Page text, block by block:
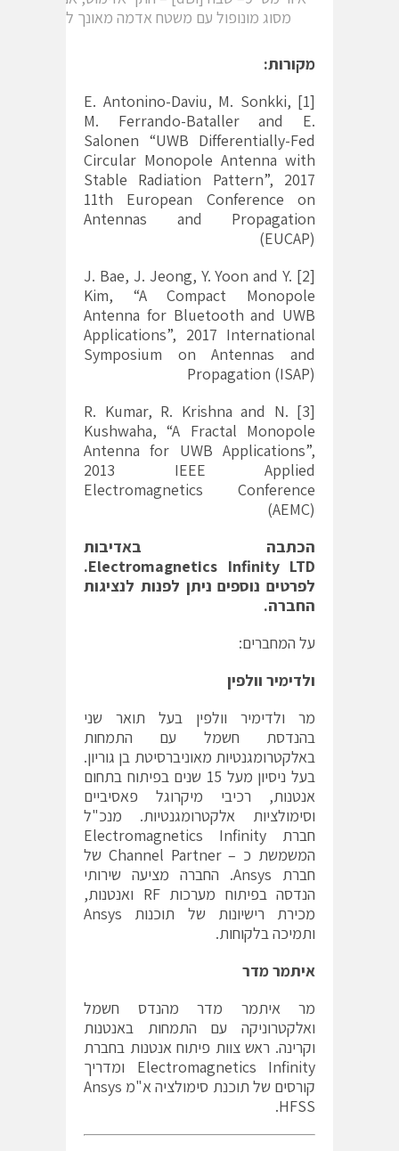
מסוג מונופול עם משטח אדמה מאונך לאלמנט
מקורות:
[1] E. Antonino-Daviu, M. Sonkki,
M. Ferrando-Bataller and E.
Salonen “UWB Differentially-Fed
Circular Monopole Antenna with
Stable Radiation Pattern”, 2017
11th European Conference on
Antennas and Propagation
(EUCAP)
[2] J. Bae, J. Jeong, Y. Yoon and Y.
Kim, “A Compact Monopole
Antenna for Bluetooth and UWB
Applications”, 2017 International
Symposium on Antennas and
Propagation (ISAP)
[3] R. Kumar, R. Krishna and N.
Kushwaha, “A Fractal Monopole
Antenna for UWB Applications”,
2013 IEEE Applied
Electromagnetics Conference
(AEMC)
הכתבה
באדיבות
Electromagnetics Infinity LTD
.
לפרטים נוספים ניתן לפנות לנציגות
החברה.
על המחברים:
ולדימיר וולפין
מר ולדימיר וולפין בעל תואר שני
בהנדסת חשמל עם התמחות
באלקטרומגנטיות מאוניברסיטת בן גוריון.
בעל ניסיון מעל 15 שנים בפיתוח בתחום
אנטנות, רכיבי מיקרוגל פאסיביים
וסימולציות אלקטרומגנטיות. מנכ"ל
חברת Electromagnetics Infinity
המשמשת כ – Channel Partner של
חברת Ansys. החברה מציעה שירותי
הנדסה בפיתוח מערכות RF ואנטנות,
מכירת רישיונות של תוכנות Ansys
ותמיכה בלקוחות.
איתמר מדר
מר איתמר מדר מהנדס חשמל
ואלקטרוניקה עם התמחות באנטנות
וקרינה. ראש צוות פיתוח אנטנות בחברת
Electromagnetics Infinity ומדריך
קורסים של תוכנת סימולציה א"מ Ansys
HFSS.